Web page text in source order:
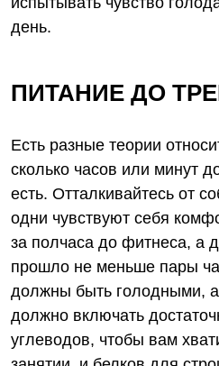
день.
ПИТАНИЕ ДО
Есть разные теории
сколько часов или минут
есть. Отталкивайтесь от
одни чувствуют себя
за полчаса до фитнеса, а
прошло не меньше пары
должны быть голодными,
должно включать
углеводов, чтобы вам